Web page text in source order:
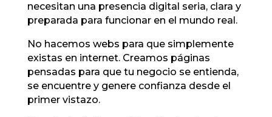
necesitan una presencia digital seria, clara y
preparada para funcionar en el mundo real.
No hacemos webs para que simplemente
existas en internet. Creamos páginas
pensadas para que tu negocio se entienda,
se encuentre y genere confianza desde el
primer vistazo.